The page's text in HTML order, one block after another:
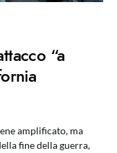
“a
amplificato, ma
fine della guerra,